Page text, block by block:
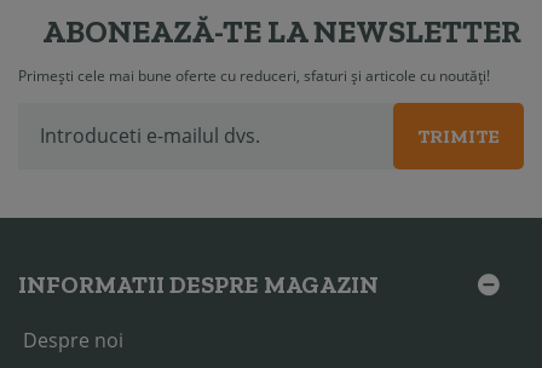
ABONEAZĂ-TE LA NEWSLETTER
Primești cele mai bune oferte cu reduceri, sfaturi și articole cu noutăți!
TRIMITE
INFORMATII DESPRE MAGAZIN
Despre noi